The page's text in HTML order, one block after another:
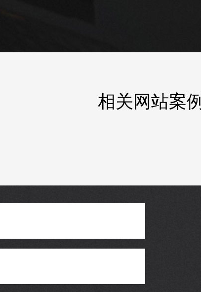
相关网站案例